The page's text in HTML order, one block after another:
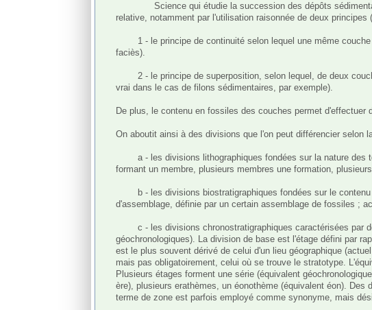
              Science qui étudie la succession des dépôts sédimentaires, généralement arrangés en couches (ou strates). Elle permet d'établir une chronologie stratigraphique
relative, notamment par l'utilisation raisonnée de deux
faciès).
	2 - le principe de superposition, selon lequel, de deux couches superposées, non renversées par la tectonique, la plus basse est la plus ancienne (mais cela n'est pas
vrai dans le cas de filons sédimentaires, par exemple).
De plus, le contenu en fossiles des couches permet
On aboutit ainsi à des divisions que l'on peut différencier selon
	a - les divisions lithographiques fondées sur la nature des terrains, indépendamment de leur contenu en fossiles. La plus petite division est la couche, plusieurs couches
formant un membre, plusieurs membres une formation,
d'assemblage, définie par un certain assemblage de fossiles ;
	c - les divisions chronostratigraphiques caractérisées par des ensembles de couches auxquelles on fait correspondre des intervalles de temps (qui sont des divisions
géochronologiques). La division de base est l'étage défini par
est le plus souvent dérivé de celui d'un lieu géographique
mais pas obligatoirement, celui où se trouve le stratotype.
Plusieurs étages forment une série (équivalent
ère), plusieurs erathèmes, un éonothème (équivalent éon).
terme de zone est parfois employé comme synonyme, mais